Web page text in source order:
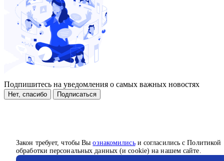
Закон требует, чтобы Выознакомилисьи согласились с Политикой
обработки персональных данных (и cookie) на нашем сайте.
Подпишитесь на уведомления о самых важных новостях
Нет, спасибо Подписаться